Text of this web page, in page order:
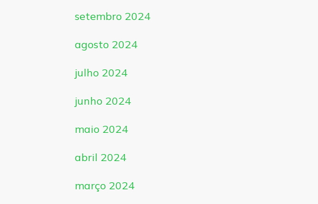
setembro 2024
agosto 2024
julho 2024
junho 2024
maio 2024
abril 2024
março 2024